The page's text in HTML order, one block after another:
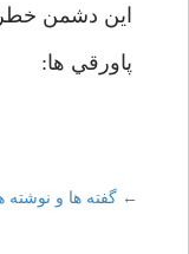
اين دشمن
پاورقي ها:
Post
← گفته ها و نوشته